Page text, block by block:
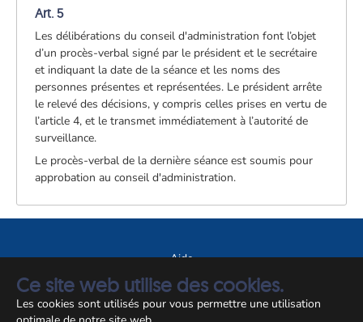
Ce site web utilise des cookies.
Les cookies sont utilisés pour vous permettre une utilisation
Art. 5
Les délibérations du conseil d'administration font l’objet
d’un procès-verbal signé par le président et le secrétaire
et indiquant la date de la séance et les noms des
personnes présentes et représentées. Le président arrête
le relevé des décisions, y compris celles prises en vertu de
l’article 4, et le transmet immédiatement à l’autorité de
surveillance.
Le procès-verbal de la dernière séance est soumis pour
approbation au conseil d'administration.
Aide
A propos du site
Notice légale